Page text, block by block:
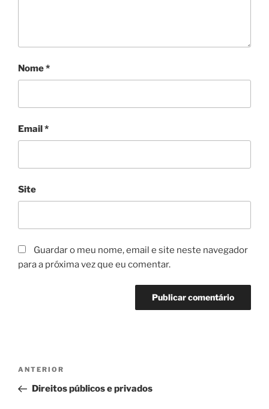
Nome*
Email*
Site
Guardar o meu nome, email e site neste navegador
para a próxima vez que eu comentar.
Navegação
artigos
Conteúdo
anterior
ANTERIOR
Direitos públicos e privados